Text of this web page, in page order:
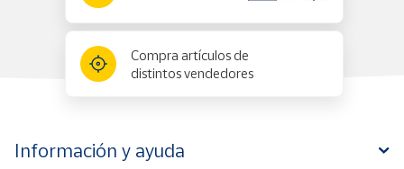
Compra artículos de
distintos vendedores
Información y ayuda